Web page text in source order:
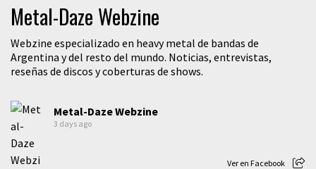
Metal-Daze Webzine
Webzine especializado en heavy metal de bandas de
Argentina y del resto del mundo. Noticias, entrevistas,
reseñas de discos y coberturas de shows.
Metal-Daze Webzine
3 days ago
Ver en Facebook